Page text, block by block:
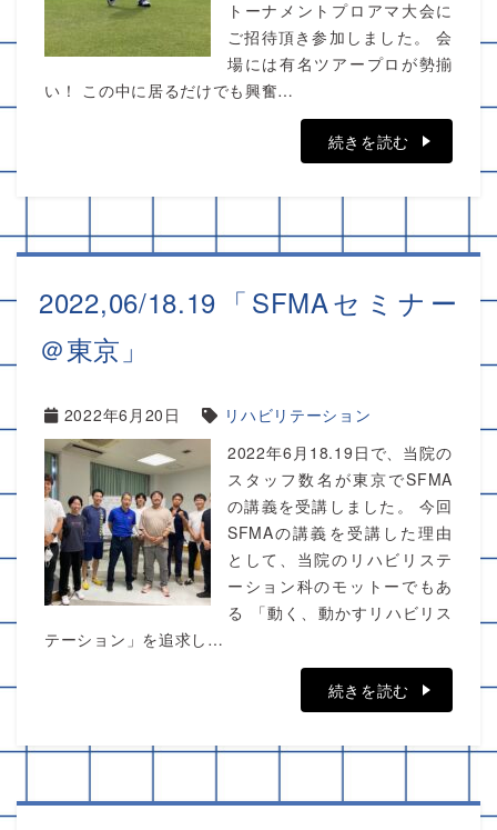
トーナメントプロアマ大会に
ご招待頂き参加しました。 会
場には有名ツアープロが勢揃
い！ この中に居るだけでも興奮…
続きを読む
2022,06/18.19「SFMAセミナー
＠東京」
2022年6月20日
リハビリテーション
2022年6月18.19日で、当院の
スタッフ数名が東京でSFMA
の講義を受講しました。 今回
SFMAの講義を受講した理由
として、当院のリハビリステ
ーション科のモットーでもあ
る 「動く、動かすリハビリス
テーション」を追求し…
続きを読む